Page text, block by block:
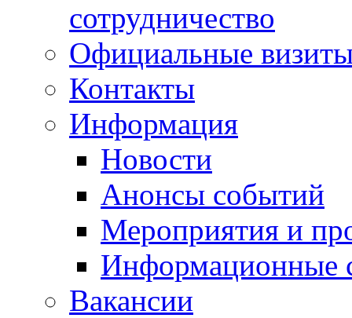
сотрудничество
Официальные
Контакты
Информация
Новости
Анонсы событий
Мероприятия и
Информационные
Вакансии